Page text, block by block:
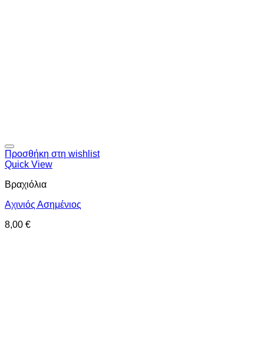
Προσθήκη στη wishlist
Quick View
Βραχιόλια
Αχινιός Ασημένιος
8,00 €